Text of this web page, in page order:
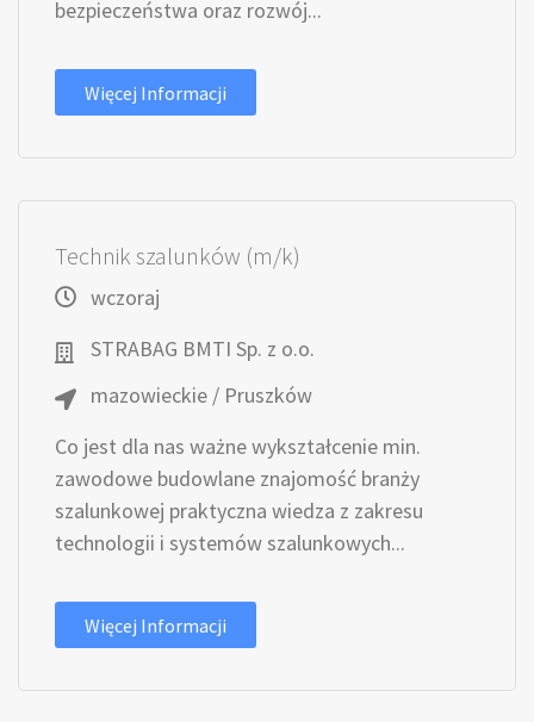
bezpieczeństwa oraz rozwój...
Więcej Informacji
Technik szalunków (m/k)
wczoraj
STRABAG BMTI Sp. z o.o.
mazowieckie / Pruszków
Co jest dla nas ważne wykształcenie min.
zawodowe budowlane znajomość branży
szalunkowej praktyczna wiedza z zakresu
technologii i systemów szalunkowych...
Więcej Informacji